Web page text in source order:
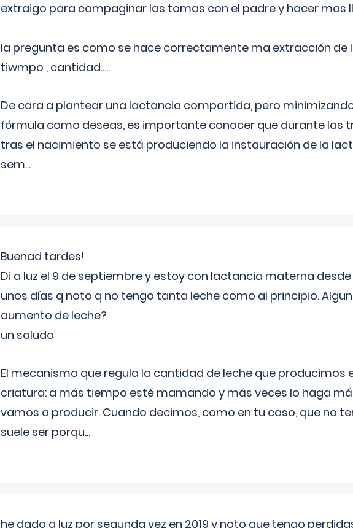
extraigo para compaginar las tomas con el padre y hacer mas
la pregunta es como se hace correctamente ma extracción de
tiwmpo , cantidad.....
De cara a plantear una lactancia compartida, pero
fórmula como deseas, es importante conocer que durante las
tras el nacimiento se está produciendo la instauración de la
sem...
Buenad tardes!
Di a luz el 9 de septiembre y estoy con lactancia materna
unos días q noto q no tengo tanta leche como al principio.
aumento de leche?
un saludo
El mecanismo que regula la cantidad de leche que producimos
criatura: a más tiempo esté mamando y más veces lo haga
vamos a producir. Cuando decimos, como en tu caso, que no
suele ser porqu...
he dado a luz por segunda vez en 2019 y noto que tengo